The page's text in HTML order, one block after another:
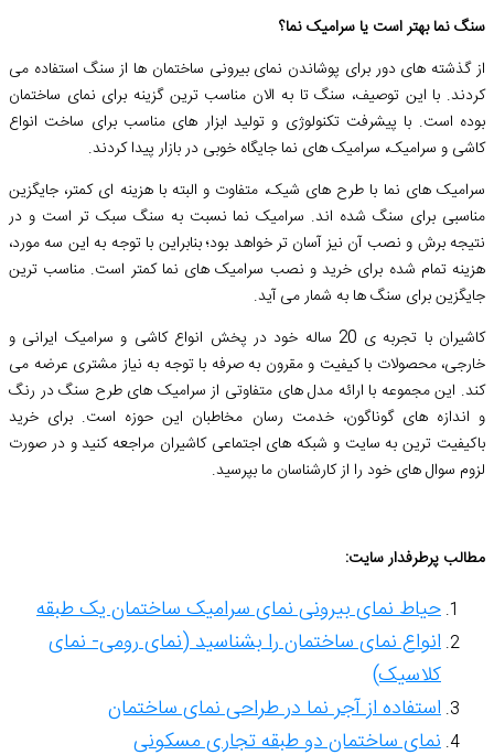
سنگ نما بهتر است یا سرامیک نما؟
از گذشته های دور برای پوشاندن نمای بیرونی ساختمان ها از سنگ استفاده می
کردند. با این توصیف، سنگ تا به الان مناسب ترین گزینه برای نمای ساختمان
بوده است. با پیشرفت تکنولوژی و تولید ابزار های مناسب برای ساخت انواع
کاشی و سرامیک، سرامیک های نما جایگاه خوبی در بازار پیدا کردند.
سرامیک های نما با طرح های شیک، متفاوت و البته با هزینه ای کمتر، جایگزین
مناسبی برای سنگ شده اند. سرامیک نما نسبت به سنگ سبک تر است و در
نتیجه برش و نصب آن نیز آسان تر خواهد بود؛ بنابراین با توجه به این سه مورد،
هزینه تمام شده برای خرید و نصب سرامیک های نما کمتر است. مناسب ترین
جایگزین برای سنگ ها به شمار می آید.
کاشیران با تجربه ی 20 ساله خود در پخش انواع کاشی و سرامیک ایرانی و
خارجی، محصولات با کیفیت و مقرون به صرفه با توجه به نیاز مشتری عرضه می
کند. این مجموعه با ارائه مدل های متفاوتی از سرامیک های طرح سنگ در رنگ
و اندازه های گوناگون، خدمت رسان مخاطبان این حوزه است. برای خرید
باکیفیت ترین به سایت و شبکه های اجتماعی کاشیران مراجعه کنید و در صورت
لزوم سوال های خود را از کارشناسان ما بپرسید.
مطالب پرطرفدار سایت:
حیاط نمای بیرونی نمای سرامیک ساختمان یک طبقه
انواع نمای ساختمان را بشناسید (نمای رومی- نمای
کلاسیک)
استفاده از آجر نما در طراحی نمای ساختمان
نمای ساختمان دو طبقه تجاری مسکونی